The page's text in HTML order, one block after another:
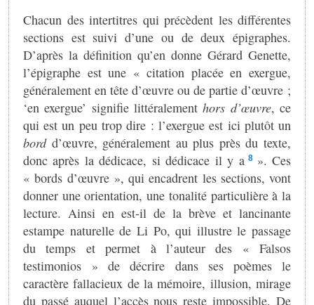
Chacun des intertitres qui précèdent les différentes
sections est suivi d’une ou de deux épigraphes.
D’après la définition qu’en donne Gérard Genette,
l’épigraphe est une « citation placée en exergue,
généralement en tête d’œuvre ou de partie d’œuvre ;
‘en exergue’ signifie littéralementhors d’œuvre, ce
qui est un peu trop dire : l’exergue est ici plutôt un
bord d’œuvre, généralement au plus près du texte,
donc après la dédicace, si dédicace il y a 8 ». Ces
« bords d’œuvre », qui encadrent les sections, vont
donner une orientation, une tonalité particulière à la
lecture. Ainsi en est-il de la brève et lancinante
estampe naturelle de Li Po, qui illustre le passage
du temps et permet à l’auteur des « Falsos
testimonios » de décrire dans ses poèmes le
caractère fallacieux de la mémoire, illusion, mirage
du passé auquel l’accès nous reste impossible. De